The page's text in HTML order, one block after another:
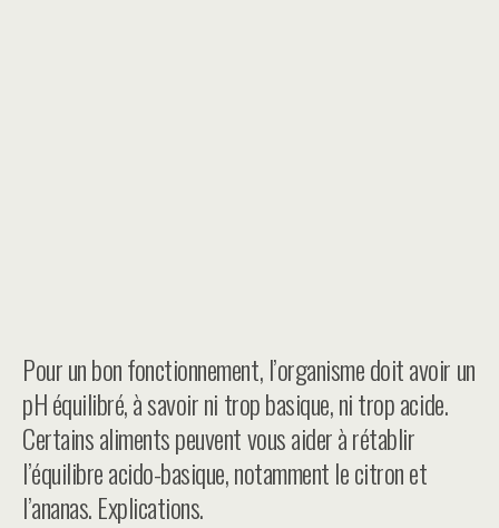
Pour un bon fonctionnement, l’organisme doit avoir un
pH équilibré, à savoir ni trop basique, ni trop acide.
Certains aliments peuvent vous aider à rétablir
l’équilibre acido-basique, notamment le citron et
l’ananas. Explications.